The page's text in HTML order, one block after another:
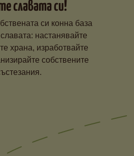
славата си!
си конна база
настанявайте
храна, изработвайте
собствените